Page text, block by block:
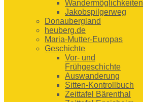
Wandermöglichkeiten
Jakobspilgerweg
Donaubergland
heuberg.de
Maria-Mutter-Europas
Geschichte
Vor- und
Frühgeschichte
Auswanderung
Sitten-Kontrollbuch
Zeittafel Bärenthal